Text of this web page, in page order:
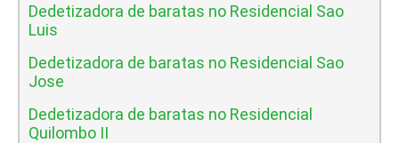
Dedetizadora de baratas no Residencial Sao
Luis
Dedetizadora de baratas no Residencial Sao
Jose
Dedetizadora de baratas no Residencial
Quilombo II